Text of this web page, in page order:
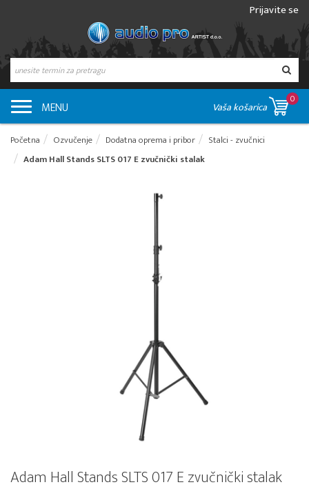
Prijavite se
MENU Vaša košarica
0
Početna Ozvučenje Dodatna oprema i pribor
Stalci - zvučnici
Adam Hall Stands SLTS 017 E zvučnički stalak
Adam Hall Stands SLTS 017 E zvučnički stalak